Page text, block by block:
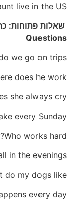
live in the US?
Questions
do we go on trips?
does he work?
she always cry?
every Sunday?
Who works hard?
in the evenings?
do my dogs like?
every day?